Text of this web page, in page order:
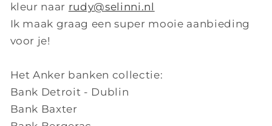
kleur naar rudy@selinni.nl
Ik maak graag een super mooie aanbieding
voor je!
Het Anker banken collectie:
Bank Detroit - Dublin
Bank Baxter